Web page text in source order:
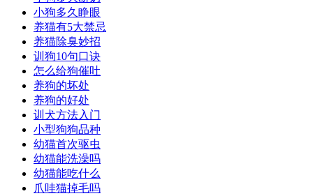
小狗多久睁眼
养猫有5大禁忌
养猫除臭妙招
训狗10句口诀
怎么给狗催吐
养狗的坏处
养狗的好处
训犬方法入门
小型狗狗品种
幼猫首次驱虫
幼猫能洗澡吗
幼猫能吃什么
爪哇猫掉毛吗